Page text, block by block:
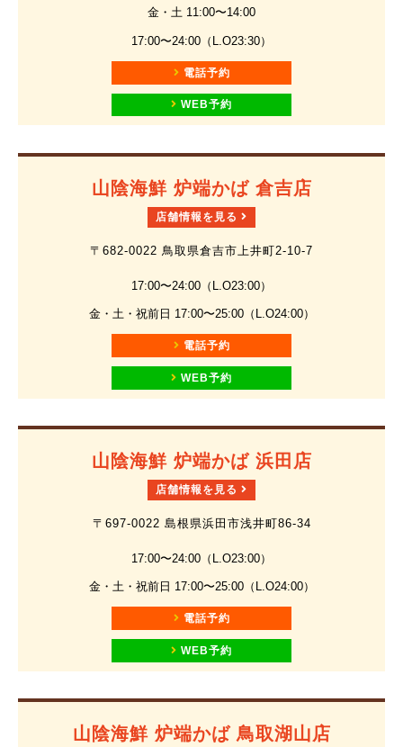
金・土 11:00〜14:00
17:00〜24:00（L.O23:30）
電話予約
WEB予約
山陰海鮮 炉端かば 倉吉店
店舗情報を見る
〒682-0022 鳥取県倉吉市上井町2-10-7
17:00〜24:00（L.O23:00）
金・土・祝前日 17:00〜25:00（L.O24:00）
電話予約
WEB予約
山陰海鮮 炉端かば 浜田店
店舗情報を見る
〒697-0022 島根県浜田市浅井町86-34
17:00〜24:00（L.O23:00）
金・土・祝前日 17:00〜25:00（L.O24:00）
電話予約
WEB予約
山陰海鮮 炉端かば 鳥取湖山店